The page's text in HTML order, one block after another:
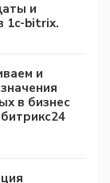
и
1c-bitrix.
и
в бизнес